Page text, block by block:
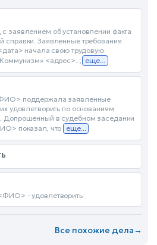
заявлением об установлении факта
справки. Заявленные требования
начала свою трудовую
<адрес>..; еще...
поддержала заявленные
удовлетворить по основаниям
Допрошенный в судебном заседании
показал, что еще...
- удовлетворить
Все похожие дела→